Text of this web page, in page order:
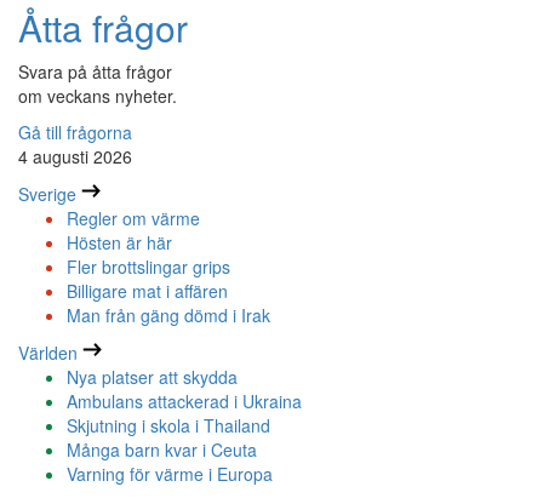
Åtta frågor
Svara på åtta frågor
om veckans nyheter.
Gå till frågorna
4 augusti 2026
Sverige
Regler om värme
Hösten är här
Fler brottslingar grips
Billigare mat i affären
Man från gäng dömd i Irak
Världen
Nya platser att skydda
Ambulans attackerad i Ukraina
Skjutning i skola i Thailand
Många barn kvar i Ceuta
Varning för värme i Europa